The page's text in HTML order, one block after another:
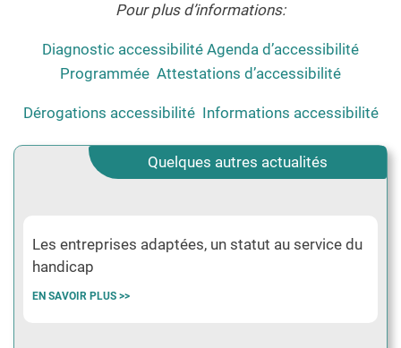
Pour plus d’informations:
Diagnostic accessibilité Agenda d’accessibilité
Programmée Attestations d’accessibilité
Dérogations accessibilité Informations accessibilité
Quelques autres actualités
Les entreprises adaptées, un statut au service du
handicap
EN SAVOIR PLUS >>